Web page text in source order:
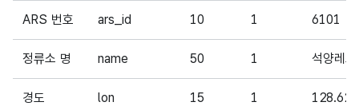
ARS 번호 ars_id 10 1 6101
정류소 명 name 50 1 석양레
경도 lon 15 1 128.621